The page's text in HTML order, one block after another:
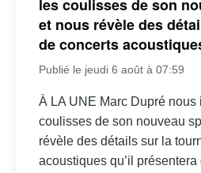
les coulisses de son
et nous révèle des
de concerts
Publié le jeudi 6 août à 07:59
À LA UNE Marc Dupré nous
coulisses de son nouveau
révèle des détails sur la
acoustiques qu’il présentera